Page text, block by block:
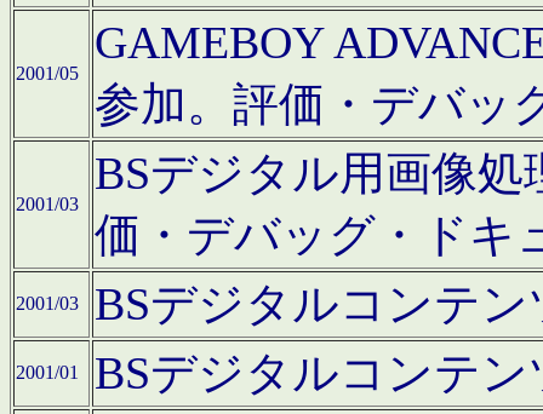
2001/05
GAMEBOY
参加。評価・デバッ
2001/03
BSデジタル用画像
価・デバッグ・ドキ
2001/03 BSデジタルコンテ
2001/01 BSデジタルコンテ